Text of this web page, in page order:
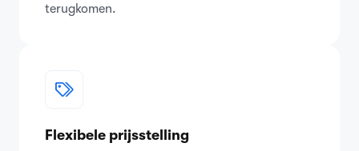
terugkomen.
Flexibele prijsstelling